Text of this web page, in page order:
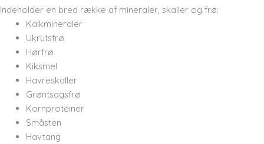
Indeholder en bred række af mineraler, skaller og frø:
Kalkmineraler
Ukrutsfrø
Hørfrø
Kiksmel
Havreskaller
Grøntsagsfrø
Kornproteiner
Småsten
Havtang